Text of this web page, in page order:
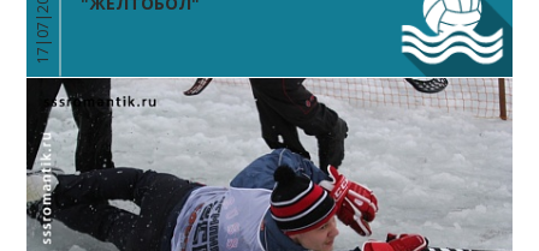
17|07|2016